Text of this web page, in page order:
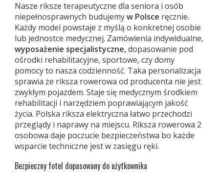
Nasze riksze terapeutyczne dla seniora i osób
niepełnosprawnych budujemyw Polsce ręcznie.
Każdy model powstaje z myślą o konkretnej osobie
lub jednostce medycznej. Zamówienia indywidualne,
wyposażenie specjalistyczne,dopasowanie pod
ośrodki rehabilitacyjne, sportowe, czy domy
pomocy to nasza codzienność. Taka personalizacja
sprawia że riksza rowerowa od producenta nie jest
zwykłym pojazdem. Staje się medycznym środkiem
rehabilitacji i narzędziem poprawiającym jakość
życia. Polska riksza elektryczna łatwo przechodzi
przeglądy i naprawy na miejscu. Riksza rowerowa 2
osobowa daje poczucie bezpieczeństwa bo każde
wsparcie techniczne jest w zasięgu ręki.
Bezpieczny fotel dopasowany do użytkownika